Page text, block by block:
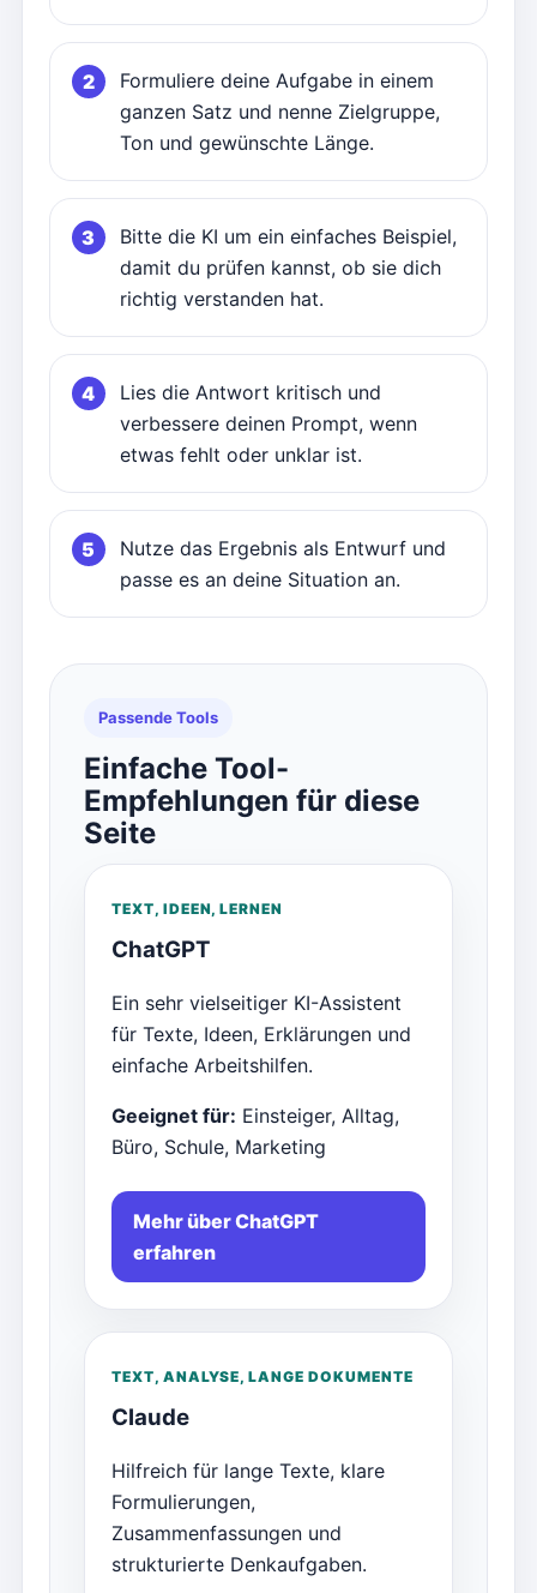
Formuliere deine Aufgabe in einem
ganzen Satz und nenne Zielgruppe,
Ton und gewünschte Länge.
Bitte die KI um ein einfaches Beispiel,
damit du prüfen kannst, ob sie dich
richtig verstanden hat.
Lies die Antwort kritisch und
verbessere deinen Prompt, wenn
etwas fehlt oder unklar ist.
Nutze das Ergebnis als Entwurf und
passe es an deine Situation an.
Passende Tools
Einfache Tool-
Empfehlungen für diese
Seite
TEXT, IDEEN, LERNEN
ChatGPT
Ein sehr vielseitiger KI-Assistent
für Texte, Ideen, Erklärungen und
einfache Arbeitshilfen.
Geeignet für: Einsteiger, Alltag,
Büro, Schule, Marketing
Mehr über ChatGPT
erfahren
TEXT, ANALYSE, LANGE DOKUMENTE
Claude
Hilfreich für lange Texte, klare
Formulierungen,
Zusammenfassungen und
strukturierte Denkaufgaben.